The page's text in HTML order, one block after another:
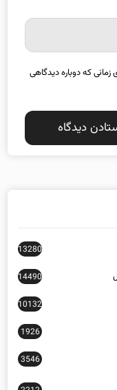
که دوباره دیدگاهی
13280
14490
10132
1926
3546